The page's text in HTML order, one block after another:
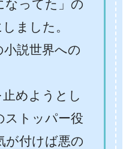
なってた」の
ました。
説世界への
めようとし
ストッパー役
が付けば悪の